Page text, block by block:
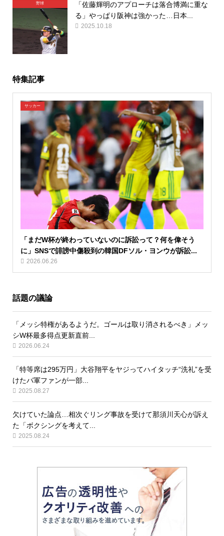
野球
「佐藤輝明のアプローチは落合博満に重な
る」やっぱり阪神は強かった…日本...
2025.10.18
特集記事
サッカー
「まだW杯が終わっていないのに訴訟って？何を偉そう
に」SNSで誹謗中傷殺到の韓国DFソル・ヨンウが訴訟...
2026.06.26
話題の議論
「メッシ特権があるようだ。ゴールは取り消されるべき」メッ
シW杯最多得点更新直前...
2026.06.24
「特等席は295万円」大谷翔平をヤジってハイタッチ“洗礼”を受
けたパ軍ファンが一部...
2025.08.27
欠けていた論点…相次ぐリング事故を受けて那須川天心が訴え
た「ボクシングを考えて...
2025.08.24